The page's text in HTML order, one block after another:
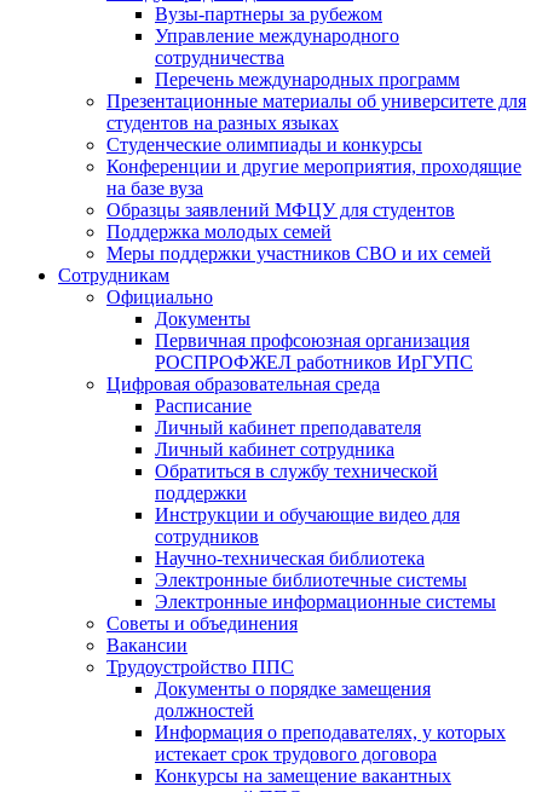
Вузы-партнеры за рубежом
Управление международного
сотрудничества
Перечень международных программ
Презентационные материалы об университете для
студентов на разных языках
Студенческие олимпиады и конкурсы
Конференции и другие мероприятия, проходящие
на базе вуза
Образцы заявлений МФЦУ для студентов
Поддержка молодых семей
Меры поддержки участников СВО и их семей
Сотрудникам
Официально
Документы
Первичная профсоюзная организация
РОСПРОФЖЕЛ работников ИрГУПС
Цифровая образовательная среда
Расписание
Личный кабинет преподавателя
Личный кабинет сотрудника
Обратиться в службу технической
поддержки
Инструкции и обучающие видео для
сотрудников
Научно-техническая библиотека
Электронные библиотечные системы
Электронные информационные системы
Советы и объединения
Вакансии
Трудоустройство ППС
Документы о порядке замещения
должностей
Информация о преподавателях, у которых
истекает срок трудового договора
Конкурсы на замещение вакантных